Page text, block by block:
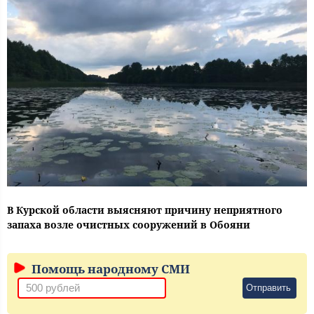
В Курской области выясняют причину неприятного
запаха возле очистных сооружений в Обояни
Помощь народному СМИ
Отправить